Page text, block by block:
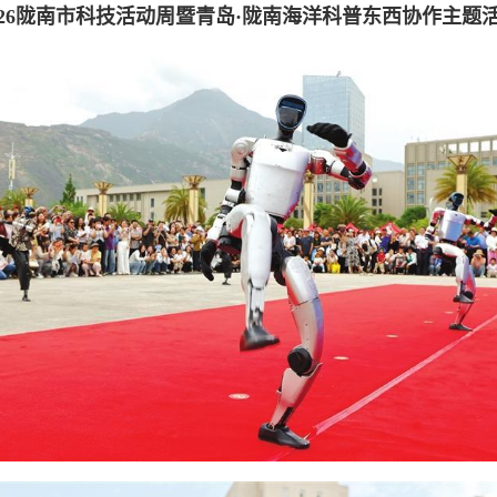
南市科技活动周暨青岛·陇南海洋科普东西协作主题